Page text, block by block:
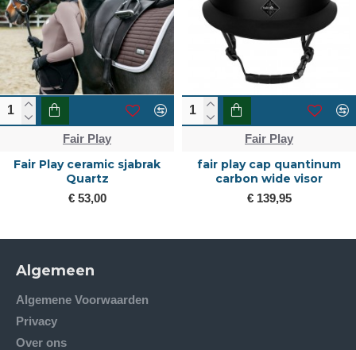
Fair Play
Fair Play ceramic sjabrak
Quartz
€ 53,00
Fair Play
fair play cap quantinum
carbon wide visor
€ 139,95
Algemeen
Algemene Voorwaarden
Privacy
Over ons